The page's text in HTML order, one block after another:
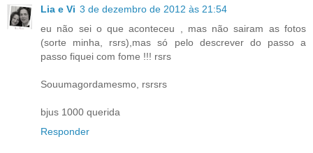
Lia e Vi 3 de dezembro de 2012 às 21:54
eu não sei o que aconteceu , mas não sairam as fotos
(sorte minha, rsrs),mas só pelo descrever do passo a
passo fiquei com fome !!! rsrs
Souumagordamesmo, rsrsrs
bjus 1000 querida
Responder